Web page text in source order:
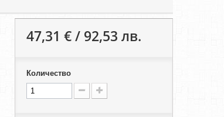
47,31 € / 92,53 лв.
Количество